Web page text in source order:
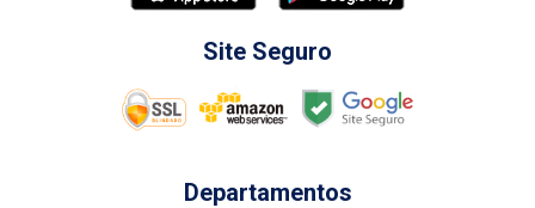
Site Seguro
Departamentos